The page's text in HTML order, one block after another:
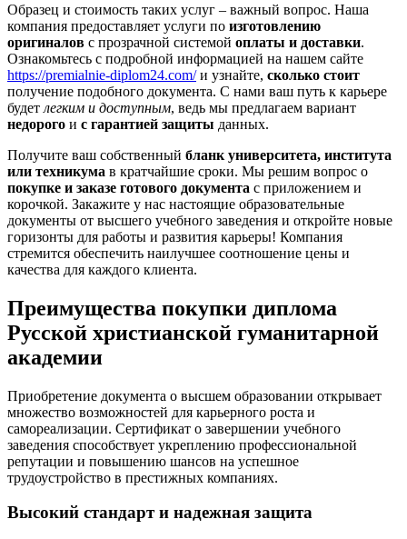
Образец и стоимость таких услуг – важный вопрос. Наша
компания предоставляет услуги по изготовлению
оригиналов с прозрачной системой оплаты и доставки.
Ознакомьтесь с подробной информацией на нашем сайте
https://premialnie-diplom24.com/и узнайте, сколько стоит
получение подобного документа. С нами ваш путь к карьере
будет легким и доступным, ведь мы предлагаем вариант
недорого и с гарантией защиты данных.
Получите ваш собственный бланк университета, института
или техникума в кратчайшие сроки. Мы решим вопрос о
покупке и заказе готового документа с приложением и
корочкой. Закажите у нас настоящие образовательные
документы от высшего учебного заведения и откройте новые
горизонты для работы и развития карьеры! Компания
стремится обеспечить наилучшее соотношение цены и
качества для каждого клиента.
Преимущества покупки диплома
Русской христианской гуманитарной
академии
Приобретение документа о высшем образовании открывает
множество возможностей для карьерного роста и
самореализации. Сертификат о завершении учебного
заведения способствует укреплению профессиональной
репутации и повышению шансов на успешное
трудоустройство в престижных компаниях.
Высокий стандарт и надежная защита